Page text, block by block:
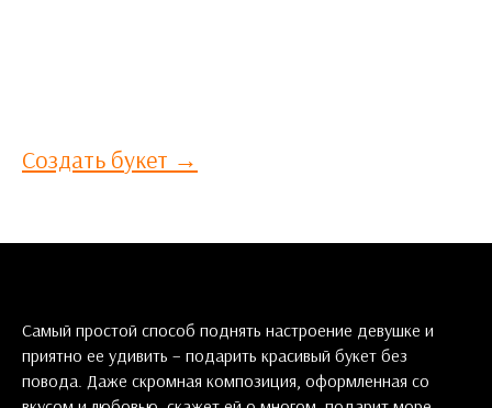
Создать букет →
Самый простой способ поднять настроение девушке и
приятно ее удивить – подарить красивый букет без
повода. Даже скромная композиция, оформленная со